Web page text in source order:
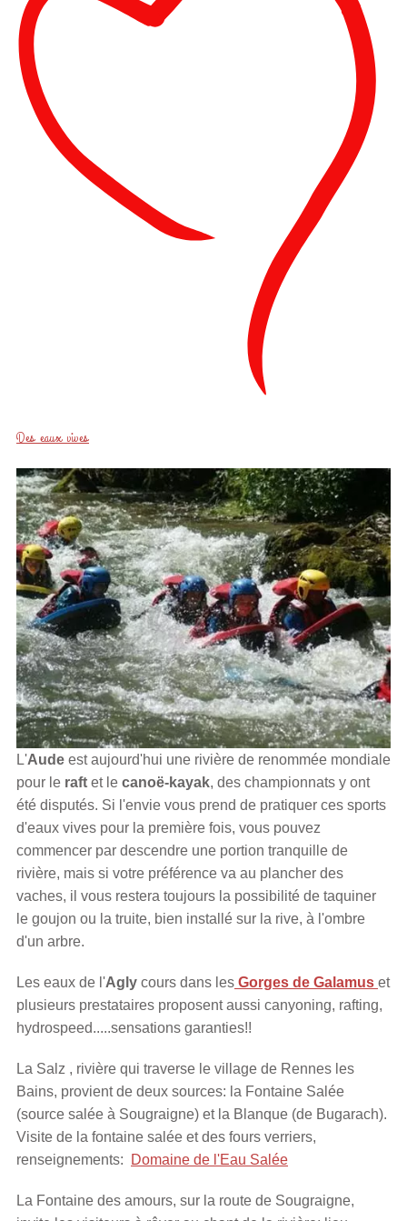
Des eaux vives
L'Aude est aujourd'hui une rivière de renommée mondiale
pour le raft et le canoë-kayak, des championnats y ont
été disputés. Si l'envie vous prend de pratiquer ces sports
d'eaux vives pour la première fois, vous pouvez
commencer par descendre une portion tranquille de
rivière, mais si votre préférence va au plancher des
vaches, il vous restera toujours la possibilité de taquiner
le goujon ou la truite, bien installé sur la rive, à l'ombre
d'un arbre.
Les eaux de l'Agly cours dans les Gorges de Galamus et
plusieurs prestataires proposent aussi canyoning, rafting,
hydrospeed.....sensations garanties!!
La Salz , rivière qui traverse le village de Rennes les
Bains, provient de deux sources: la Fontaine Salée
(source salée à Sougraigne) et la Blanque (de Bugarach).
Visite de la fontaine salée et des fours verriers,
renseignements:
Domaine de l'Eau Salée
La Fontaine des amours, sur la route de Sougraigne,